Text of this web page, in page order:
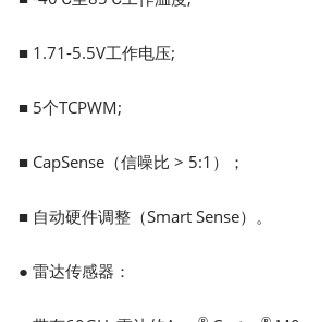
■ 1.71-5.5V工作电压;
■ 5个TCPWM;
■ CapSense（信噪比 > 5:1）；
■ 自动硬件调整（Smart Sense）。
● 雷达传感器：